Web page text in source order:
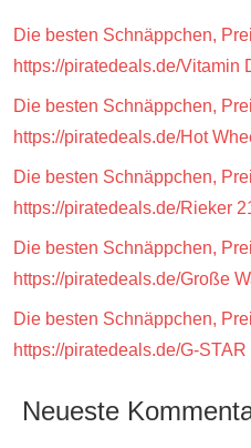
Die besten Schnäppchen,
https://piratedeals.de/Vitamin
Die besten Schnäppchen,
https://piratedeals.de/Hot
Die besten Schnäppchen,
https://piratedeals.de/Rieker
Die besten Schnäppchen,
https://piratedeals.de/Große
Die besten Schnäppchen,
https://piratedeals.de/G-
Neueste